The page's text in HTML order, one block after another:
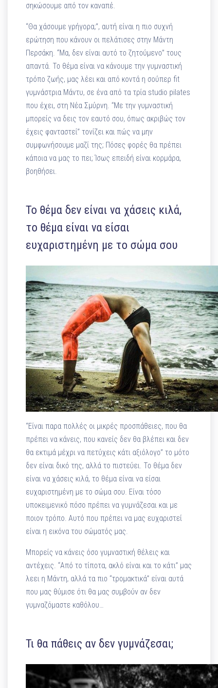
σηκώσουμε από τον καναπέ.
“Θα χάσουμε γρήγορα;”, αυτή είναι η πιο συχνή
ερώτηση που κάνουν οι πελάτισες στην Μάντη
Περσάκη. “Μα, δεν είναι αυτό το ζητούμενο” τους
απαντά. Το θέμα είναι να κάνουμε την γυμναστική
τρόπο ζωής, μας λέει και από κοντά η σούπερ fit
γυμνάστρια Μάντυ, σε ένα από τα τρία studio pilates
που έχει, στη Νέα Σμύρνη. “Με την γυμναστική
μπορείς να δεις τον εαυτό σου, όπως ακριβώς τον
έχεις φανταστεί” τονίζει και πώς να μην
συμφωνήσουμε μαζί της; Πόσες φορές θα πρέπει
κάποια να μας το πει; Ίσως επειδή είναι κορμάρα,
βοηθήσει.
Το θέμα δεν είναι να χάσεις κιλά,
το θέμα είναι να είσαι
ευχαριστημένη με το σώμα σου
“Είναι παρα πολλές οι μικρές προσπάθειες, που θα
πρέπει να κάνεις, που κανείς δεν θα βλέπει και δεν
θα εκτιμά μέχρι να πετύχεις κάτι αξιόλογο” το μότο
δεν είναι δικό της, αλλά το πιστεύει. Το θέμα δεν
είναι να χάσεις κιλά, το θέμα είναι να είσαι
ευχαριστημένη με το σώμα σου. Είναι τόσο
υποκειμενικό πόσο πρέπει να γυμνάζεσαι και με
ποιον τρόπο. Αυτό που πρέπει να μας ευχαριστεί
είναι η εικόνα του σώματός μας.
Μπορείς να κάνεις όσο γυμναστική θέλεις και
αντέχεις. “Από το τίποτα, ακλό είναι και το κάτι” μας
λεει η Μάντη, αλλά τα πιο “τρομακτικά” είναι αυτά
που μας θύμισε ότι θα μας συμβούν αν δεν
γυμναζόμαστε καθόλου…
Τι θα πάθεις αν δεν γυμνάζεσαι;